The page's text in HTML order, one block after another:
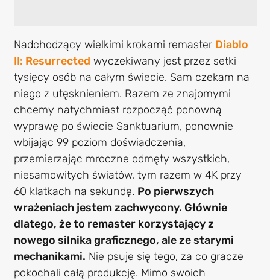
Nadchodzący wielkimi krokami remaster Diablo
II: Resurrected wyczekiwany jest przez setki
tysięcy osób na całym świecie. Sam czekam na
niego z utęsknieniem. Razem ze znajomymi
chcemy natychmiast rozpocząć ponowną
wyprawę po świecie Sanktuarium, ponownie
wbijając 99 poziom doświadczenia,
przemierzając mroczne odmęty wszystkich,
niesamowitych światów, tym razem w 4K przy
60 klatkach na sekundę. Po pierwszych
wrażeniach jestem zachwycony. Głównie
dlatego, że to remaster korzystający z
nowego silnika graficznego, ale ze starymi
mechanikami. Nie psuje się tego, za co gracze
pokochali całą produkcję. Mimo swoich